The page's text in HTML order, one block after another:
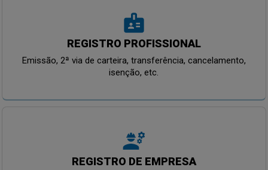
badge
REGISTRO PROFISSIONAL
Emissão, 2ª via de carteira, transferência, cancelamento,
isenção, etc.
engineering
REGISTRO DE EMPRESA